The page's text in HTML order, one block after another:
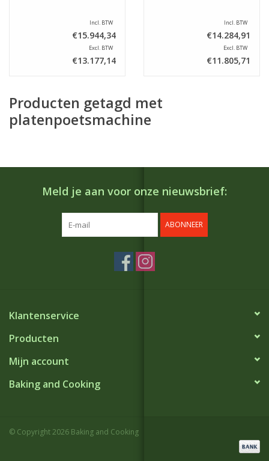
Incl. BTW
€15.944,34
Excl. BTW
€13.177,14
Incl. BTW
€14.284,91
Excl. BTW
€11.805,71
Producten getagd met
platenpoetsmachine
Meld je aan voor onze nieuwsbrief:
ABONNEER
Klantenservice
Producten
Mijn account
Baking and Cooking
© Copyright 2026 Baking and Cooking